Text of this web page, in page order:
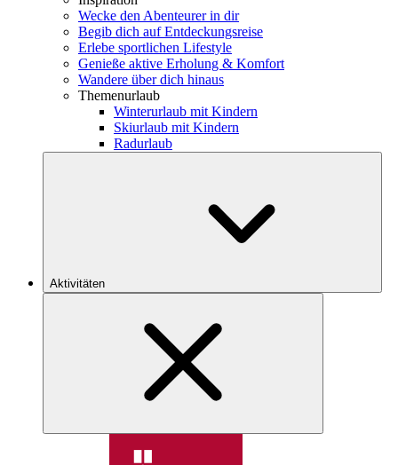
Wecke den Abenteurer in dir
Begib dich auf Entdeckungsreise
Erlebe sportlichen Lifestyle
Genieße aktive Erholung & Komfort
Wandere über dich hinaus
Themenurlaub
Winterurlaub mit Kindern
Skiurlaub mit Kindern
Radurlaub
Aktivitäten